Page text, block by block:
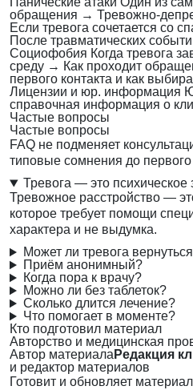
обращения → Тревожно-
Если тревога сочетается со
После травматических
Социофобия Когда тревога
среду → Как проходит
первого контакта и как
Лицензии и юр. информация
справочная информация о
Частые вопросы
Частые вопросы
FAQ не подменяет
типовые сомнения до первого
Тревога — это психическое
Тревожное расстройство —
которое требует помощи
характера и не выдумка.
Может ли тревога
Приём анонимный?
Когда пора к врачу?
Можно ли без таблеток?
Сколько длится лечение?
Что помогает в моменте?
Кто подготовил материал
Авторство и медицинская
Автор материала Редакция
и редактор материалов
Готовит и обновляет